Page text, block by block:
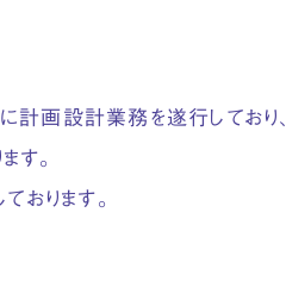
計画設計業務を遂行しており、
す。
おります。